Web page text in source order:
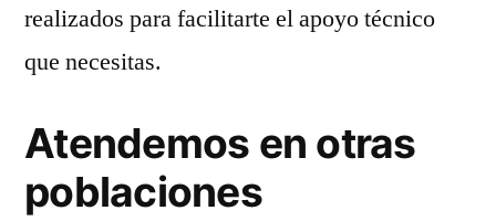
realizados para facilitarte el apoyo técnico
que necesitas.
Atendemos en otras
poblaciones